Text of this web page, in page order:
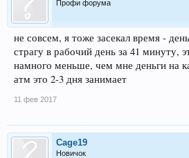
Профи форума
не совсем, я тоже засекал время -
страгу в рабочий день за 41 минуту,
намного меньше, чем мне деньги на
атм это 2-3 дня занимает
11 фев 2017
Cage19
Новичок